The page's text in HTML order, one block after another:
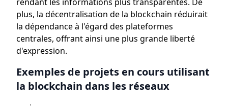
plus, la décentralisation de la blockchain réduirait
la dépendance à l'égard des plateformes
centrales, offrant ainsi une plus grande liberté
d'expression.
Exemples de projets en cours utilisant
la blockchain dans les réseaux